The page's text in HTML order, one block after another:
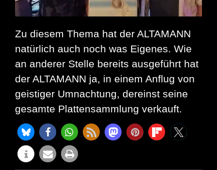
Zu diesem Thema hat der ALTAMANN
natürlich auch noch was Eigenes. Wie
an anderer Stelle bereits ausgeführt hat
der ALTAMANN ja, in einem Anflug von
geistiger Umnachtung, dereinst seine
gesamte Plattensammlung verkauft.